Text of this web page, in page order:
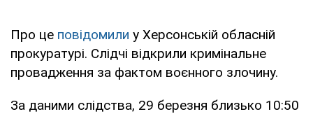
Про це повідомили у Херсонській обласній
прокуратурі. Слідчі відкрили кримінальне
провадження за фактом воєнного злочину.
За даними слідства, 29 березня близько 10:50